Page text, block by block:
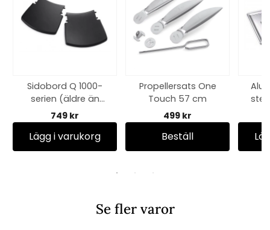
Sidobord Q 1000-
serien (äldre än
2025 modell)
749 kr
Lägg i varukorg
Propellersats One
Touch 57 cm
499 kr
Beställ
Se fler varor